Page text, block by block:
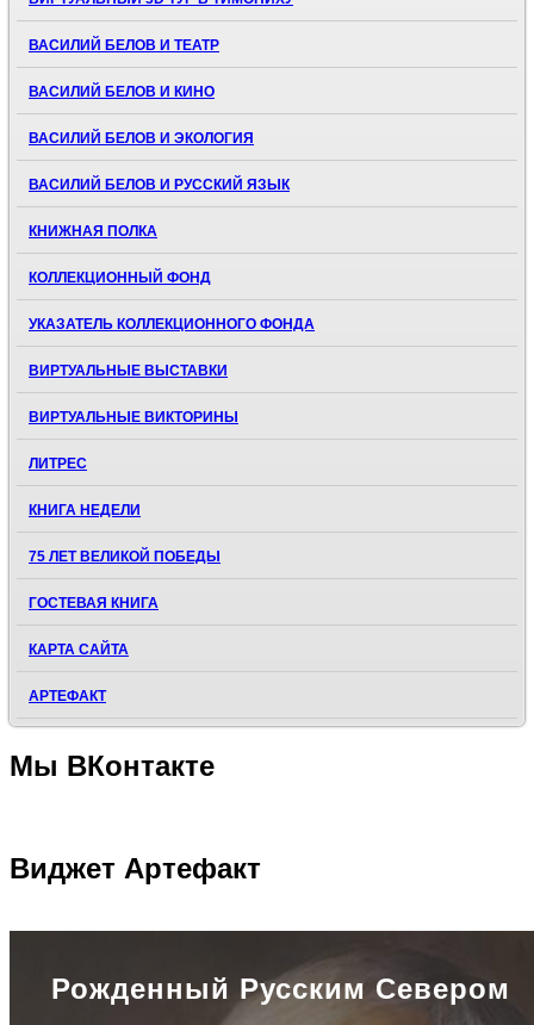
ВАСИЛИЙ БЕЛОВ И ТЕАТР
ВАСИЛИЙ БЕЛОВ И КИНО
ВАСИЛИЙ БЕЛОВ И ЭКОЛОГИЯ
ВАСИЛИЙ БЕЛОВ И РУССКИЙ ЯЗЫК
КНИЖНАЯ ПОЛКА
КОЛЛЕКЦИОННЫЙ ФОНД
УКАЗАТЕЛЬ КОЛЛЕКЦИОННОГО ФОНДА
ВИРТУАЛЬНЫЕ ВЫСТАВКИ
ВИРТУАЛЬНЫЕ ВИКТОРИНЫ
ЛИТРЕС
КНИГА НЕДЕЛИ
75 ЛЕТ ВЕЛИКОЙ ПОБЕДЫ
ГОСТЕВАЯ КНИГА
КАРТА САЙТА
АРТЕФАКТ
Мы ВКонтакте
Виджет Артефакт
Рожденный Русским Севером